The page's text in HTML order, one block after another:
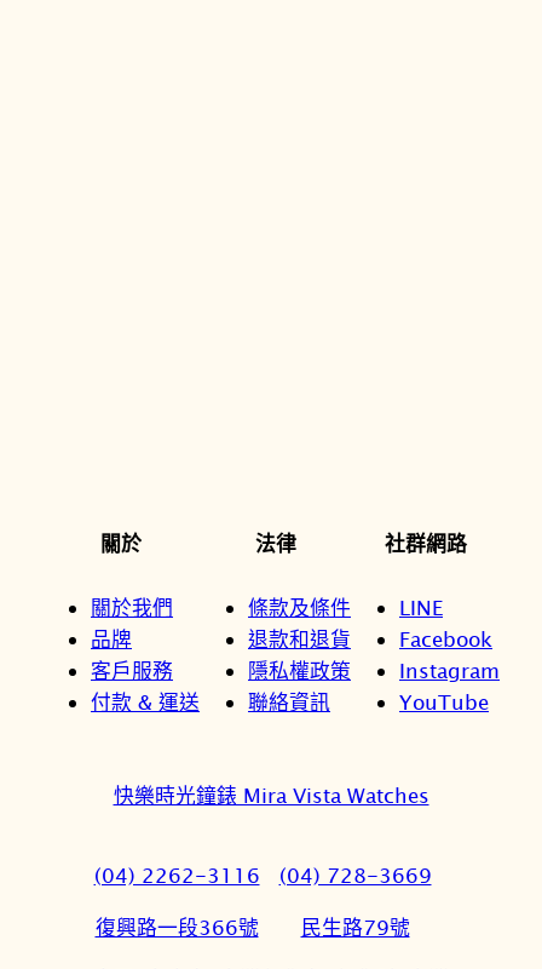
關於
關於我們
品牌
客戶服務
付款 & 運送
法律
條款及條件
退款和退貨
隱私權政策
聯絡資訊
社群網路
LINE
Facebook
Instagram
YouTube
快樂時光鐘錶 Mira Vista Watches
(04) 2262-3116
復興路一段366號
(04) 728-3669
民生路79號